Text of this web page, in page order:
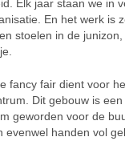
Elk jaar staan we in
En het werk is
stoelen in de
fancy fair dient voor
Dit gebouw is
geworden voor de
evenwel handen vol